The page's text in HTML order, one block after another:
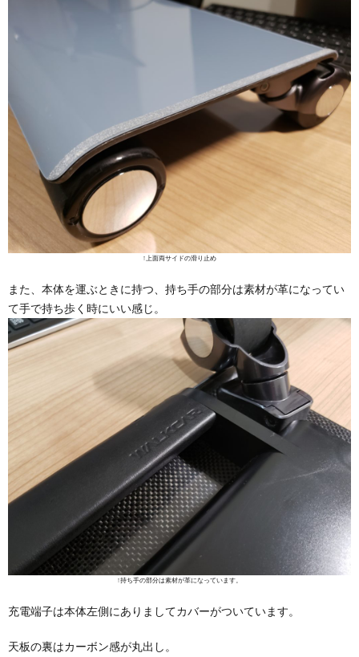
↑上面両サイドの滑り止め
また、本体を運ぶときに持つ、持ち手の部分は素材が革になってい
て手で持ち歩く時にいい感じ。
↑持ち手の部分は素材が革になっています。
充電端子は本体左側にありましてカバーがついています。
天板の裏はカーボン感が丸出し。